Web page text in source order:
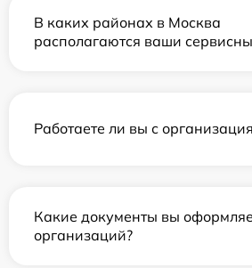
В каких районах в Москва
располагаются ваши
Работаете ли вы с
Какие документы вы
организаций?